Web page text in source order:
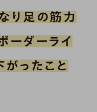
り足の筋力
ーダーライ
がったこと